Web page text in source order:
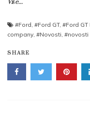
Više...
#Ford, #Ford GT, #Ford
company, #Novosti,
SHARE